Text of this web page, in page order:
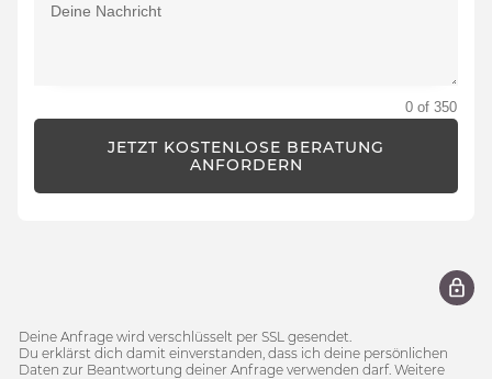
0 of 350
JETZT KOSTENLOSE BERATUNG
ANFORDERN
Deine Anfrage wird verschlüsselt per SSL gesendet.
Du erklärst dich damit einverstanden, dass ich deine persönlichen
Daten zur Beantwortung deiner Anfrage verwenden darf. Weitere